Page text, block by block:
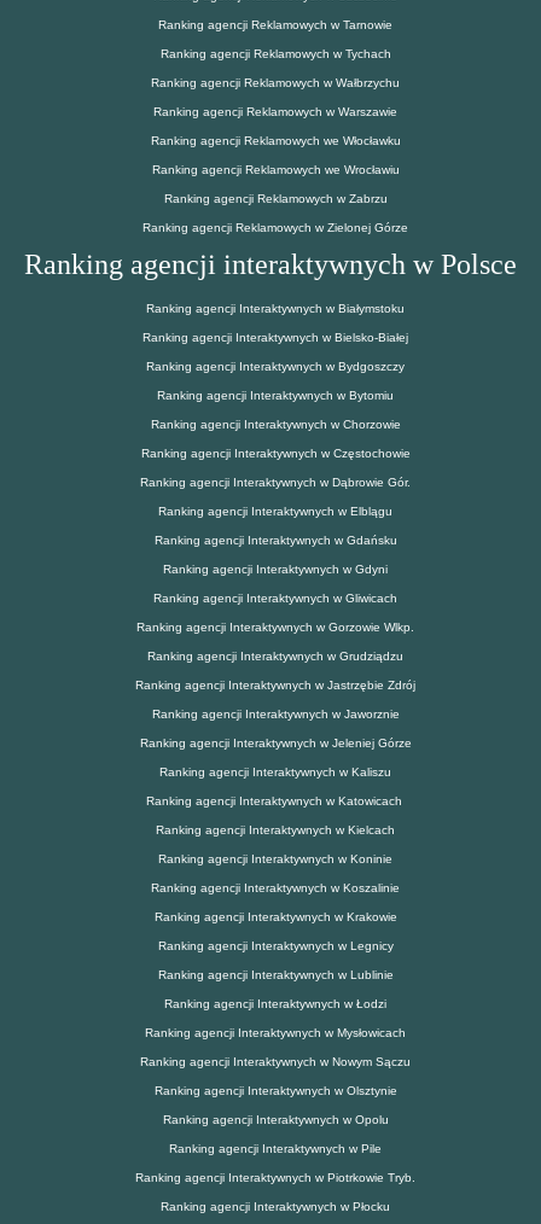
Ranking agencji Reklamowych w Tarnowie
Ranking agencji Reklamowych w Tychach
Ranking agencji Reklamowych w Wałbrzychu
Ranking agencji Reklamowych w Warszawie
Ranking agencji Reklamowych we Włocławku
Ranking agencji Reklamowych we Wrocławiu
Ranking agencji Reklamowych w Zabrzu
Ranking agencji Reklamowych w Zielonej Górze
Ranking agencji interaktywnych w Polsce
Ranking agencji Interaktywnych w Białymstoku
Ranking agencji Interaktywnych w Bielsko-Białej
Ranking agencji Interaktywnych w Bydgoszczy
Ranking agencji Interaktywnych w Bytomiu
Ranking agencji Interaktywnych w Chorzowie
Ranking agencji Interaktywnych w Częstochowie
Ranking agencji Interaktywnych w Dąbrowie Gór.
Ranking agencji Interaktywnych w Elblągu
Ranking agencji Interaktywnych w Gdańsku
Ranking agencji Interaktywnych w Gdyni
Ranking agencji Interaktywnych w Gliwicach
Ranking agencji Interaktywnych w Gorzowie Wlkp.
Ranking agencji Interaktywnych w Grudziądzu
Ranking agencji Interaktywnych w Jastrzębie Zdrój
Ranking agencji Interaktywnych w Jaworznie
Ranking agencji Interaktywnych w Jeleniej Górze
Ranking agencji Interaktywnych w Kaliszu
Ranking agencji Interaktywnych w Katowicach
Ranking agencji Interaktywnych w Kielcach
Ranking agencji Interaktywnych w Koninie
Ranking agencji Interaktywnych w Koszalinie
Ranking agencji Interaktywnych w Krakowie
Ranking agencji Interaktywnych w Legnicy
Ranking agencji Interaktywnych w Lublinie
Ranking agencji Interaktywnych w Łodzi
Ranking agencji Interaktywnych w Mysłowicach
Ranking agencji Interaktywnych w Nowym Sączu
Ranking agencji Interaktywnych w Olsztynie
Ranking agencji Interaktywnych w Opolu
Ranking agencji Interaktywnych w Pile
Ranking agencji Interaktywnych w Piotrkowie Tryb.
Ranking agencji Interaktywnych w Płocku